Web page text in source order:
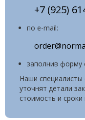
+7 (925)
по e-mail:
заполнив форму
Наши специалисты
уточнят детали
стоимость и сроки